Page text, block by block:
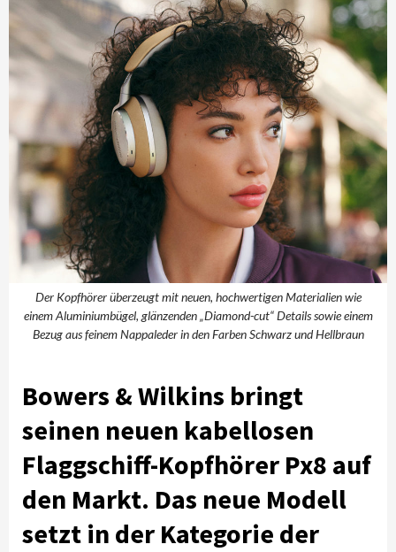
Der Kopfhörer überzeugt mit neuen, hochwertigen Materialien wie
einem Aluminiumbügel, glänzenden „Diamond-cut“ Details sowie einem
Bezug aus feinem Nappaleder in den Farben Schwarz und Hellbraun
Bowers & Wilkins bringt
seinen neuen kabellosen
Flaggschiff-Kopfhörer Px8 auf
den Markt. Das neue Modell
setzt in der Kategorie der